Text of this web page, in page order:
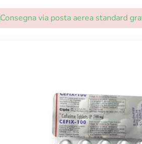
Consegna via posta aerea standard